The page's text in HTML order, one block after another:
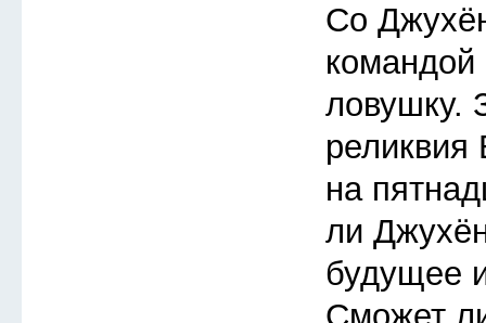
Со
ловушку.
реликвия
на
ли
будущее